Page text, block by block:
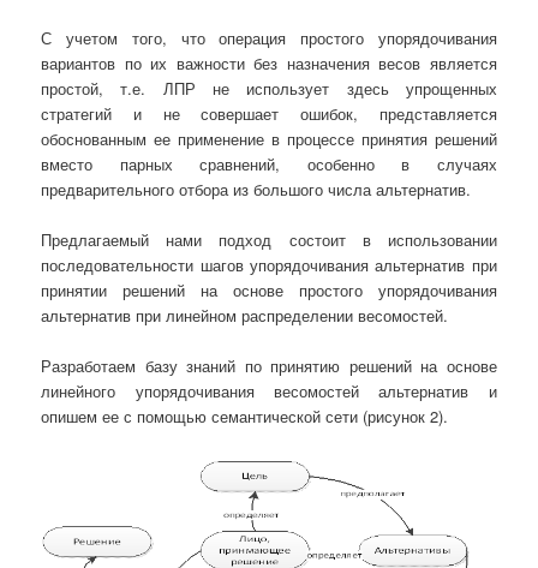
С учетом того, что операция простого упорядочивания
вариантов по их важности без назначения весов является
простой, т.е. ЛПР не использует здесь упрощенных
стратегий и не совершает ошибок, представляется
обоснованным ее применение в процессе принятия решений
вместо парных сравнений, особенно в случаях
предварительного отбора из большого числа альтернатив.
Предлагаемый нами подход состоит в использовании
последовательности шагов упорядочивания альтернатив при
принятии решений на основе простого упорядочивания
альтернатив при линейном распределении весомостей.
Разработаем базу знаний по принятию решений на основе
линейного упорядочивания весомостей альтернатив и
опишем ее с помощью семантической сети (рисунок 2).